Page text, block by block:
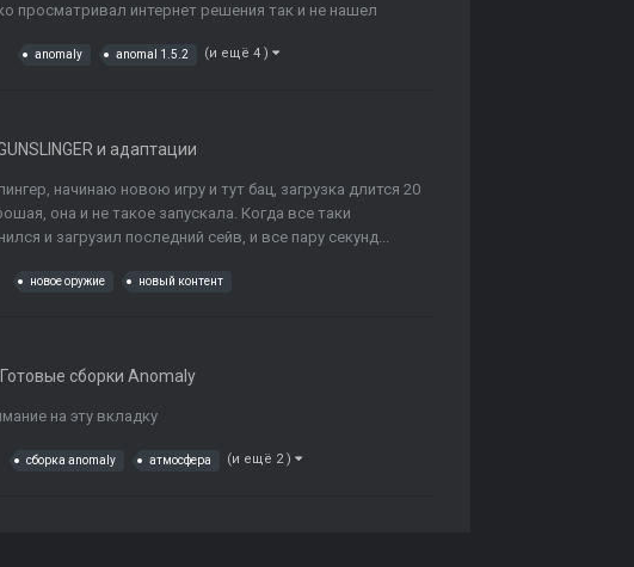
просматривал интернет решения так и не нашел
anomaly anomal 1.5.2 (и ещё 4 )
и адаптации
начинаю новою игру и тут бац, загрузка длится 20
она и не такое запускала. Когда все таки
и загрузил последний сейв, и все пару секунд...
новое оружие новый контент
Готовые сборки Anomaly
на эту вкладку
сборка anomaly атмосфера (и ещё 2 )